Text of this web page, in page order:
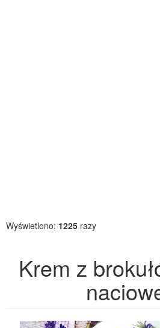
Wyświetlono: 1225 razy
Krem z